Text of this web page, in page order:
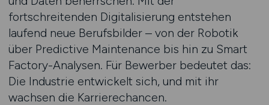
fortschreitenden Digitalisierung entstehen
laufend neue Berufsbilder – von der Robotik
über Predictive Maintenance bis hin zu Smart
Factory-Analysen. Für Bewerber bedeutet das:
Die Industrie entwickelt sich, und mit ihr
wachsen die Karrierechancen.